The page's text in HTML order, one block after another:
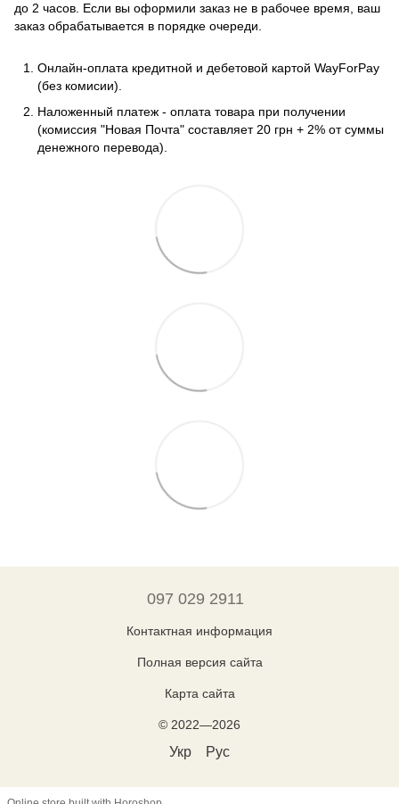
до 2 часов. Если вы оформили заказ не в рабочее время, ваш
заказ обрабатывается в порядке очереди.
Онлайн-оплата кредитной и дебетовой картой WayForPay
(без комисии).
Наложенный платеж - оплата товара при получении
(комиссия "Новая Почта" составляет 20 грн + 2% от суммы
денежного перевода).
097 029 2911
Контактная информация
Полная версия сайта
Карта сайта
© 2022—2026
Укр Рус